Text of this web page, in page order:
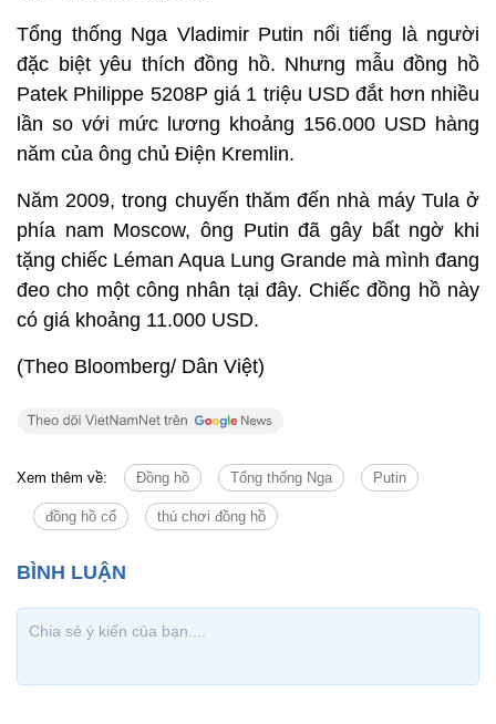
Tổng thống Nga Vladimir Putin nổi tiếng là người
đặc biệt yêu thích đồng hồ. Nhưng mẫu đồng hồ
Patek Philippe 5208P giá 1 triệu USD đắt hơn nhiều
lần so với mức lương khoảng 156.000 USD hàng
năm của ông chủ Điện Kremlin.
Năm 2009, trong chuyến thăm đến nhà máy Tula ở
phía nam Moscow, ông Putin đã gây bất ngờ khi
tặng chiếc Léman Aqua Lung Grande mà mình đang
đeo cho một công nhân tại đây. Chiếc đồng hồ này
có giá khoảng 11.000 USD.
(Theo Bloomberg/ Dân Việt)
Xem thêm về: Đồng hồ Tổng thống Nga Putin
đồng hồ cổ thú chơi đồng hồ